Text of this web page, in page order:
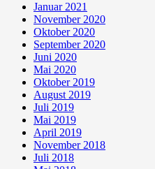
Januar 2021
November 2020
Oktober 2020
September 2020
Juni 2020
Mai 2020
Oktober 2019
August 2019
Juli 2019
Mai 2019
April 2019
November 2018
Juli 2018